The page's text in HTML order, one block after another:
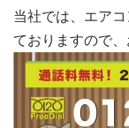
当社では、エア
ておりますので、